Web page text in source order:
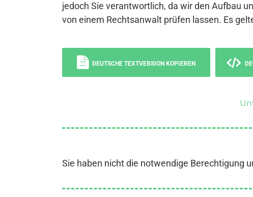
jedoch Sie verantwortlich, da wir den Aufbau
von einem Rechtsanwalt prüfen lassen. Es
DEUTSCHE TEXTVERSION KOPIEREN
Sie haben nicht die notwendige Berechtigung